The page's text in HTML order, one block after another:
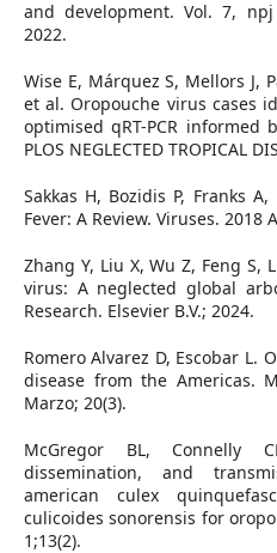
and development. Vol. 7, npj
2022.
Wise E, Márquez S, Mellors J,
et al. Oropouche virus cases
optimised qRT-PCR informed
PLOS NEGLECTED TROPICAL
Sakkas H, Bozidis P, Franks
Fever: A Review. Viruses. 2018
Zhang Y, Liu X, Wu Z, Feng S,
virus: A neglected global
Research. Elsevier B.V.; 2024.
Romero Alvarez D, Escobar L.
disease from the Americas.
Marzo; 20(3).
McGregor BL, Connelly
dissemination, and
american culex
culicoides sonorensis for
1;13(2).